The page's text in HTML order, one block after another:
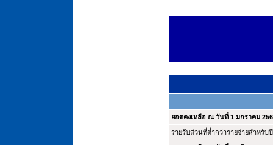
ยอดคงเหลือ ณ วันที่ 1 มกราคม
รายรับส่วนที่ต่ำกว่ารายจ่ายสำหรับปี